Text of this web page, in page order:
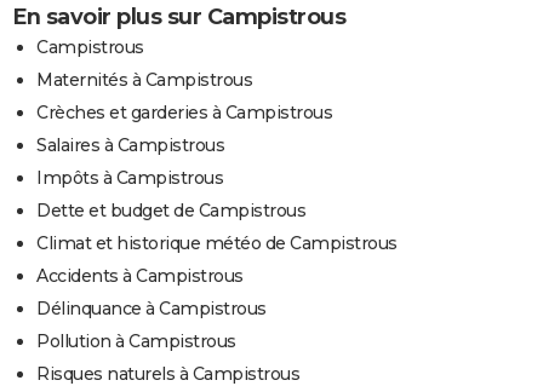
En savoir plus sur Campistrous
Campistrous
Maternités à Campistrous
Crèches et garderies à Campistrous
Salaires à Campistrous
Impôts à Campistrous
Dette et budget de Campistrous
Climat et historique météo de Campistrous
Accidents à Campistrous
Délinquance à Campistrous
Pollution à Campistrous
Risques naturels à Campistrous